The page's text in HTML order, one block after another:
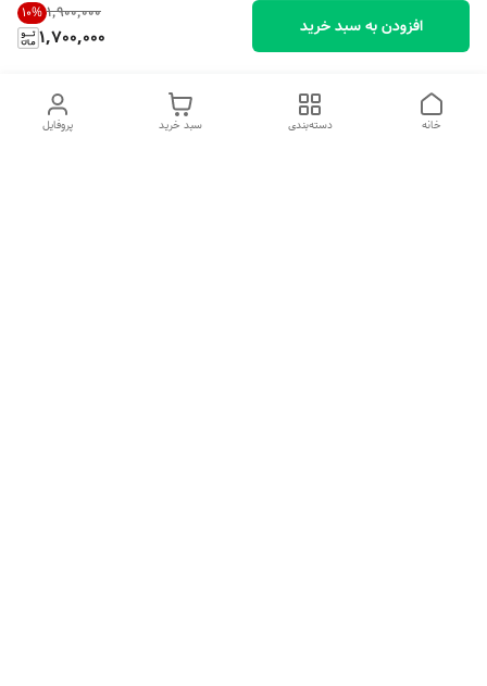
۱٬۹۰۰٬۰۰۰ 10%
1,700,000 افزودن به سبد خرید
پروفایل سبد خرید دسته‌بندی خانه